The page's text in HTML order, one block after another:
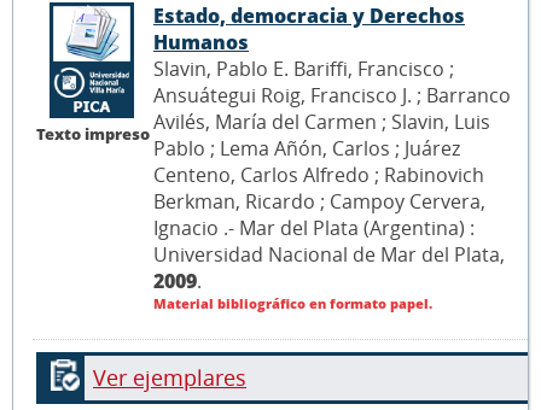
Texto impreso
Estado, democracia y Derechos
Humanos
Slavin, Pablo E. Bariffi, Francisco ;
Ansuátegui Roig, Francisco J. ; Barranco
Avilés, María del Carmen ; Slavin, Luis
Pablo ; Lema Añón, Carlos ; Juárez
Centeno, Carlos Alfredo ; Rabinovich
Berkman, Ricardo ; Campoy Cervera,
Ignacio .- Mar del Plata (Argentina) :
Universidad Nacional de Mar del Plata,
2009.
Material bibliográfico en formato papel.
Ver ejemplares